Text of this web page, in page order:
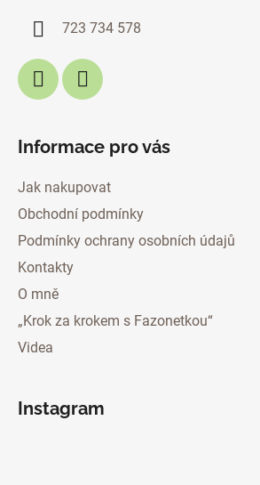
723 734 578
Informace pro vás
Jak nakupovat
Obchodní podmínky
Podmínky ochrany osobních údajů
Kontakty
O mně
„Krok za krokem s Fazonetkou“
Videa
Instagram